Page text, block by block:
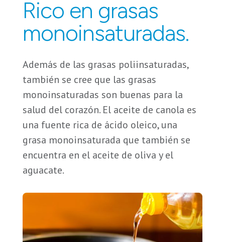
Rico en grasas
monoinsaturadas.
Además de las grasas poliinsaturadas,
también se cree que las grasas
monoinsaturadas son buenas para la
salud del corazón. El aceite de canola es
una fuente rica de ácido oleico, una
grasa monoinsaturada que también se
encuentra en el aceite de oliva y el
aguacate.